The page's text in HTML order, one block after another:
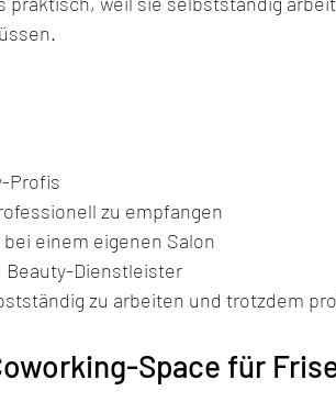
Profis
zu empfangen
einem eigenen Salon
Beauty-Dienstleister
zu arbeiten und trotzdem
Space für